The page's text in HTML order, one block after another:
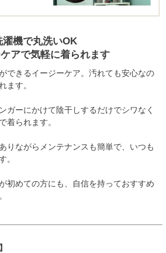
濯機で丸洗いOK
アで気軽に着られます
できるイージーケア。汚れても安心なの
ます。
ガーにかけて陰干しするだけでシワなく
着られます。
りながらメンテナンスも簡単で、いつも
。
初めての方にも、自信を持っておすすめ